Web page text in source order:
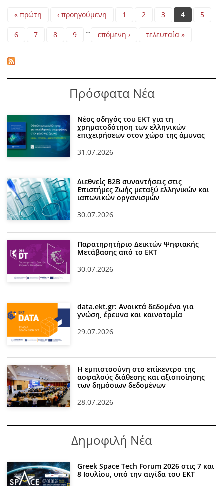
Pages
« πρώτη ‹ προηγούμενη 1 2 3 4 5
6 7 8 9 … επόμενη › τελευταία »
Πρόσφατα Νέα
Νέος οδηγός του ΕΚΤ για τη
χρηματοδότηση των ελληνικών
επιχειρήσεων στον χώρο της άμυνας
31.07.2026
Διεθνείς Β2Β συναντήσεις στις
Επιστήμες Ζωής μεταξύ ελληνικών και
ιαπωνικών οργανισμών
30.07.2026
Παρατηρητήριο Δεικτών Ψηφιακής
Μετάβασης από το ΕΚΤ
30.07.2026
data.ekt.gr: Ανοικτά δεδομένα για
γνώση, έρευνα και καινοτομία
29.07.2026
Η εμπιστοσύνη στο επίκεντρο της
ασφαλούς διάθεσης και αξιοποίησης
των δημόσιων δεδομένων
28.07.2026
Δημοφιλή Νέα
Greek Space Tech Forum 2026 στις 7 και
8 Ιουλίου, υπό την αιγίδα του ΕΚΤ